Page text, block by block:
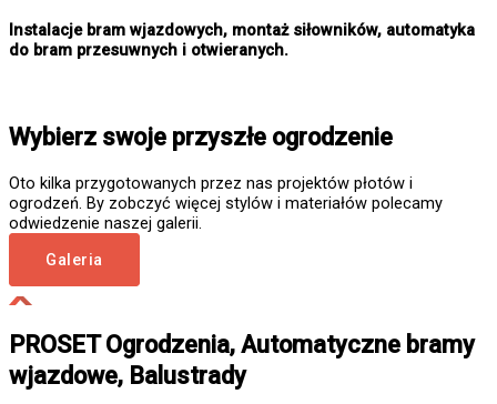
Instalacje bram wjazdowych, montaż siłowników, automatyka
do bram przesuwnych i otwieranych.
Wybierz swoje przyszłe ogrodzenie
Oto kilka przygotowanych przez nas projektów płotów i
ogrodzeń. By zobczyć więcej stylów i materiałów polecamy
odwiedzenie naszej galerii.
Galeria
PROSET Ogrodzenia, Automatyczne bramy
wjazdowe, Balustrady